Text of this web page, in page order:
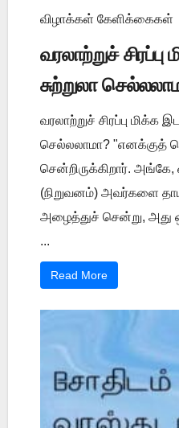
விழாக்கள் கேளிக்கைகள்
வரலாற்றுச்
சுற்றுலா
வரலாற்றுச் சிரப்பு மிக்க
செல்லலாமா? "எனக்குத்
சென்றிருக்கிறார். அங்கே,
(நிறுவனம்) அவர்களை
அழைத்துச் சென்று,
...
Read More